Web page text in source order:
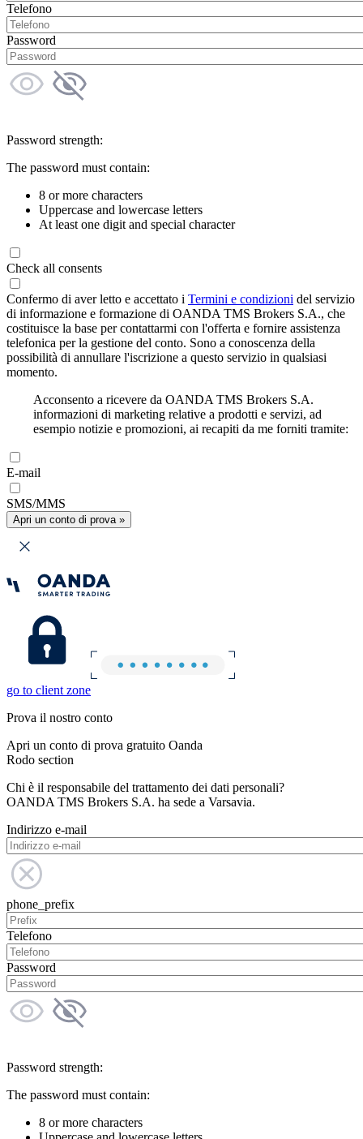
Telefono
Password
Password strength:
The password must contain:
8 or more characters
Uppercase and lowercase letters
At least one digit and special character
Check all consents
Confermo di aver letto e accettato i Termini e condizioni del servizio
di informazione e formazione di OANDA TMS Brokers S.A., che
costituisce la base per contattarmi con l'offerta e fornire assistenza
telefonica per la gestione del conto. Sono a conoscenza della
possibilità di annullare l'iscrizione a questo servizio in qualsiasi
momento.
Acconsento a ricevere da OANDA TMS Brokers S.A.
informazioni di marketing relative a prodotti e servizi, ad
esempio notizie e promozioni, ai recapiti da me forniti tramite:
E-mail
SMS/MMS
Apri un conto di prova »
go to client zone
Prova il nostro conto
Apri un conto di prova gratuito Oanda
Rodo section
Chi è il responsabile del trattamento dei dati personali?
OANDA TMS Brokers S.A. ha sede a Varsavia.
Indirizzo e-mail
phone_prefix
Telefono
Password
Password strength:
The password must contain:
8 or more characters